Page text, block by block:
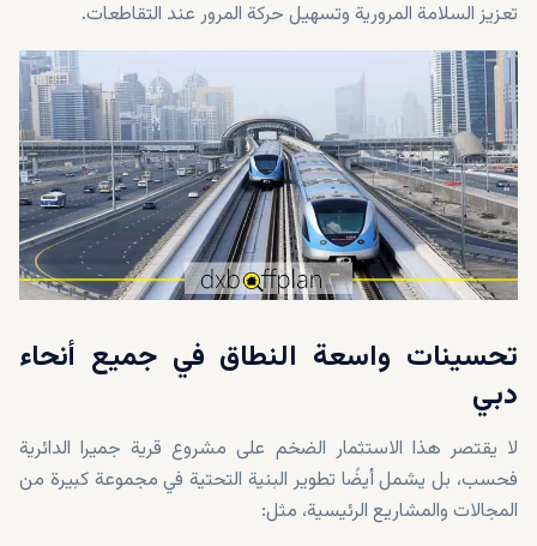
تعزيز السلامة المرورية وتسهيل حركة المرور عند التقاطعات.
تحسينات واسعة النطاق في جميع أنحاء
دبي
لا يقتصر هذا الاستثمار الضخم على مشروع قرية جميرا الدائرية
فحسب، بل يشمل أيضًا تطوير البنية التحتية في مجموعة كبيرة من
المجالات والمشاريع الرئيسية، مثل: